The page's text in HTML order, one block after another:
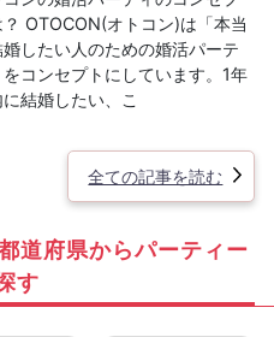
？ OTOCON(オトコン)は「本当
婚したい人のための婚活パーテ
をコンセプトにしています。1年
結婚したい、こ
全ての記事を読む
道府県からパーティー
す